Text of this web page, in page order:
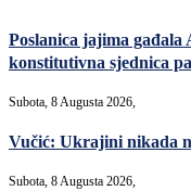
Poslanica jajima
konstitutivna sjednica
Subota, 8 Augusta 2026,
Vučić: Ukrajini nikada
Subota, 8 Augusta 2026,